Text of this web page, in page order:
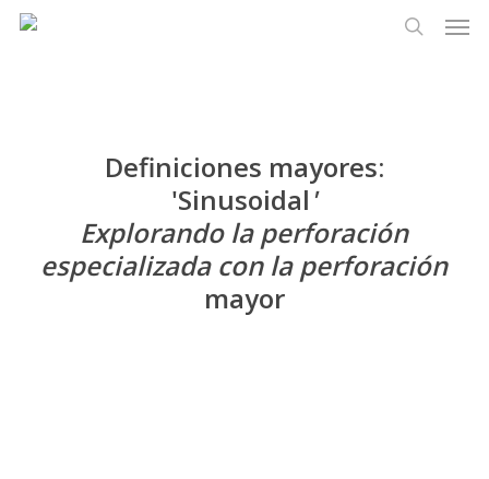
Definiciones mayores:
'Sinusoidal'
Explorando la perforación
especializada con la perforación
mayor